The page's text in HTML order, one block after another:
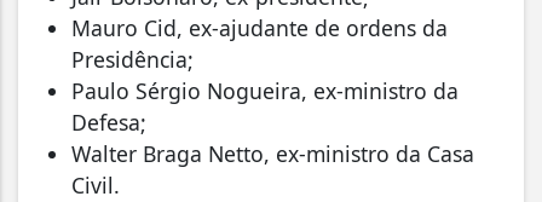
Mauro Cid, ex-ajudante de ordens da
Presidência;
Paulo Sérgio Nogueira, ex-ministro da
Defesa;
Walter Braga Netto, ex-ministro da Casa
Civil.